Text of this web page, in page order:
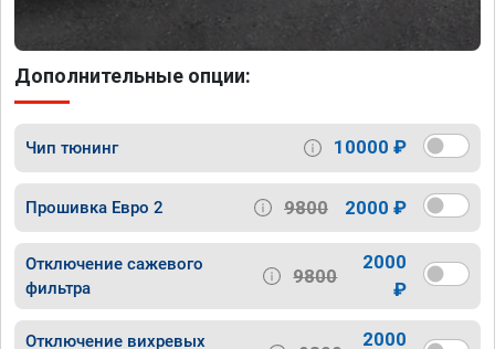
Дополнительные опции:
Чип тюнинг 10000 ₽
Прошивка Евро 2 9800 2000 ₽
Отключение сажевого
фильтра
9800
2000
₽
Отключение вихревых
2000